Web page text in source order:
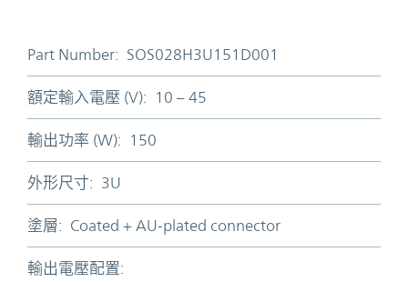
Part Number: SOS028H3U151D001
額定輸入電壓 (V): 10 – 45
輸出功率 (W): 150
外形尺寸: 3U
塗層: Coated + AU-plated connector
輸出電壓配置: